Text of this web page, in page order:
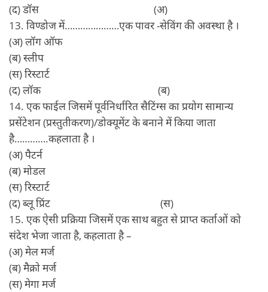
(द) डॉस (अ)
13. विण्डोज में…………………एक पावर -सेविंग की अवस्था है ।
(अ) लॉग ऑफ
(ब) स्लीप
(स) रिस्टार्ट
(द) लॉक (ब)
14. एक फाईल जिसमें पूर्वनिर्धारित सैटिंग्स का प्रयोग सामान्य
प्रसेंटेशन (प्रस्तुतीकरण)/डोक्यूमेंट के बनाने में किया जाता
है………….कहलाता है ।
(अ) पैटर्न
(ब) मोडल
(स) रिस्टार्ट
(द) ब्‍लू प्रिंट (स)
15. एक ऐसी प्रक्रिया जिसमें एक साथ बहुत से प्राप्त कर्ताओं को
संदेश भेजा जाता है, कहलाता है –
(अ) मेल मर्ज
(ब) मैक्रो मर्ज
(स) मेगा मर्ज